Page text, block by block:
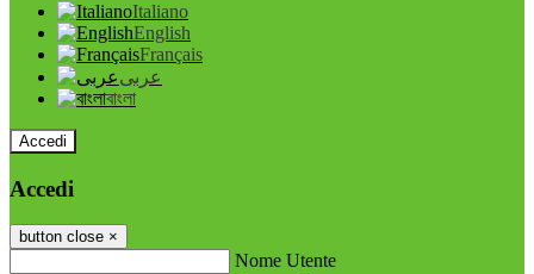
Italiano
English
Français
عربى
বাংলা
Accedi
Accedi
button close ×
Nome Utente